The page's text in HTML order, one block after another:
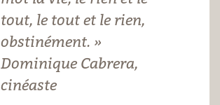
tout, le tout et le rien,
obstinément. »
Dominique Cabrera,
cinéaste